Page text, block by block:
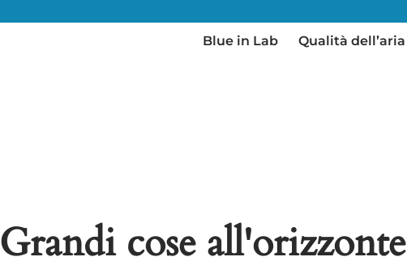
Blue in Lab
Qualità dell’aria
Grandi cose all'orizzonte